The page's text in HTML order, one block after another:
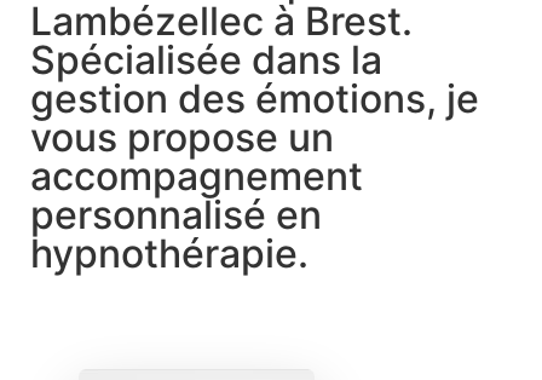
Lambézellec à Brest.
Spécialisée dans la
gestion des émotions, je
vous propose un
accompagnement
personnalisé en
hypnothérapie.